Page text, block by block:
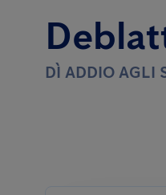
DÌ ADDIO AGLI